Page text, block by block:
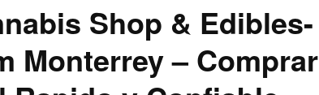
Shop & Edibles-
Monterrey – Comprar